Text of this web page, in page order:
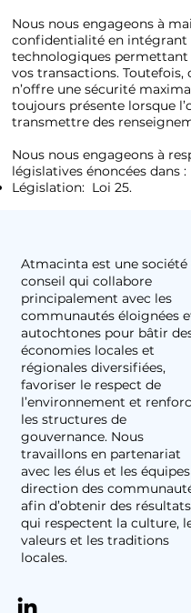
Nous nous engageons à
confidentialité en intégrant
technologiques permettant
vos transactions.
n’offre une sécurité
toujours présente lorsque
transmettre des
Nous nous engageons à
législatives énoncées dans :
Législation: Loi 25.
Atmacinta est une société
conseil qui collabore
principalement avec les
communautés éloignées
autochtones pour bâtir
économies locales et
régionales diversifiées,
favoriser le respect de
l’environnement et
les structures de
gouvernance. Nous
travaillons en partenariat
avec les élus et les
direction des
afin d’obtenir des résultats
qui respectent la culture,
valeurs et les traditions
locales.